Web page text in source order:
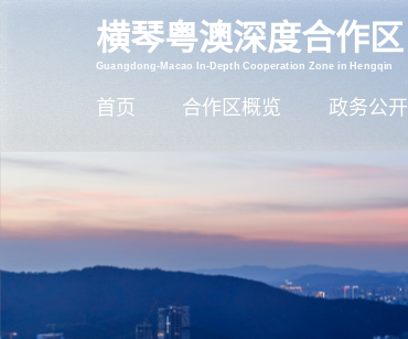
横琴粤澳深度合作区
Guangdong-Macao In-Depth Cooperation Zone in Hengqin
智能问答
首页 合作区概览 政务公开